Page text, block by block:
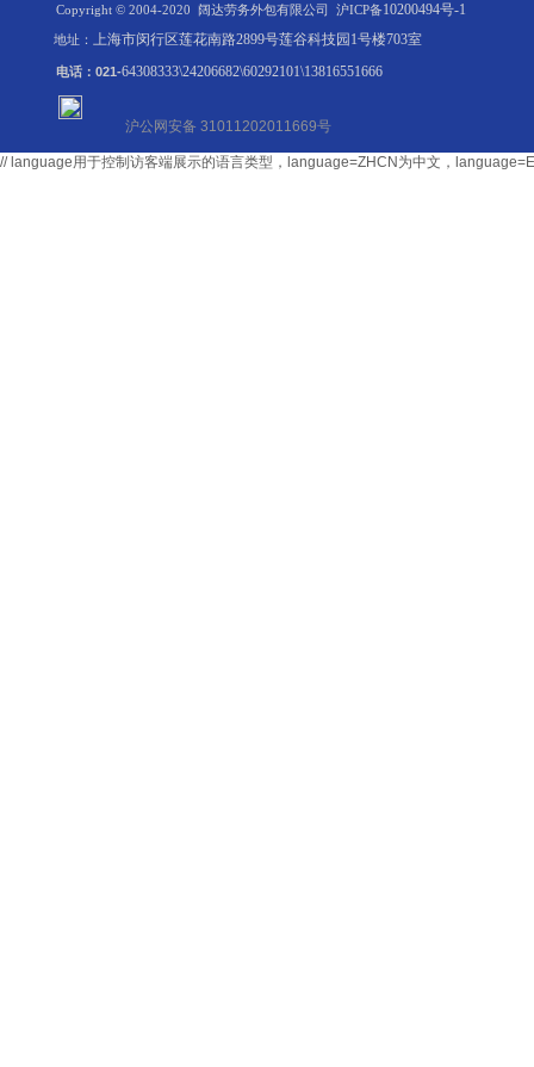
地址： 上海市闵行区莲花南路2899号莲谷科技园1号楼703室
电话：021-64308333\24206682\60292101\13816551666
沪公网安备 31011202011669号
Copyright © 2004-2020 阔达劳务外包有限公司 沪ICP备10200494号-1
// language用于控制访客端展示的语言类型，language=ZHCN为中文，